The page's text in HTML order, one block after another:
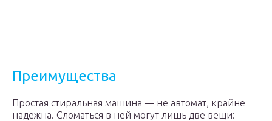
Преимущества
Простая стиральная машина — не автомат, крайне
надежна. Сломаться в ней могут лишь две вещи: